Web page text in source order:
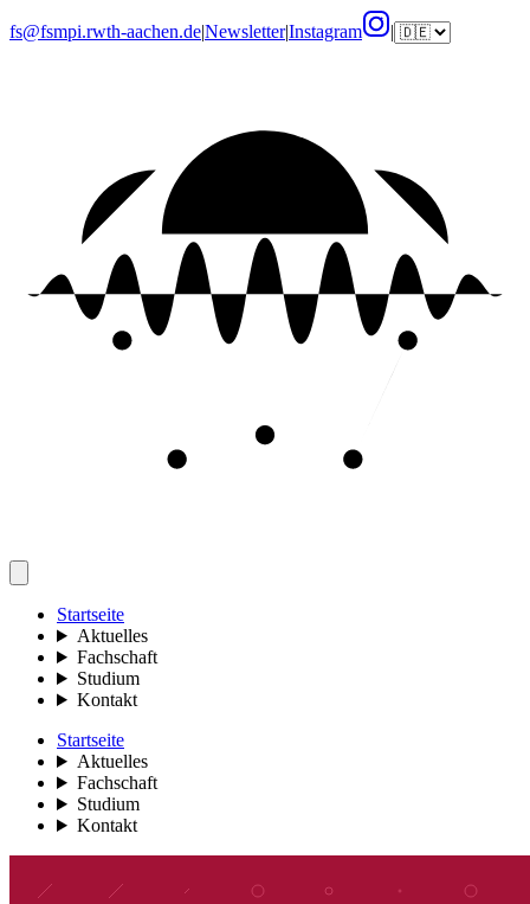
fs@fsmpi.rwth-aachen.de|Newsletter|Instagram |
Startseite
Aktuelles
Fachschaft
Studium
Kontakt
Startseite
Aktuelles
Fachschaft
Studium
Kontakt